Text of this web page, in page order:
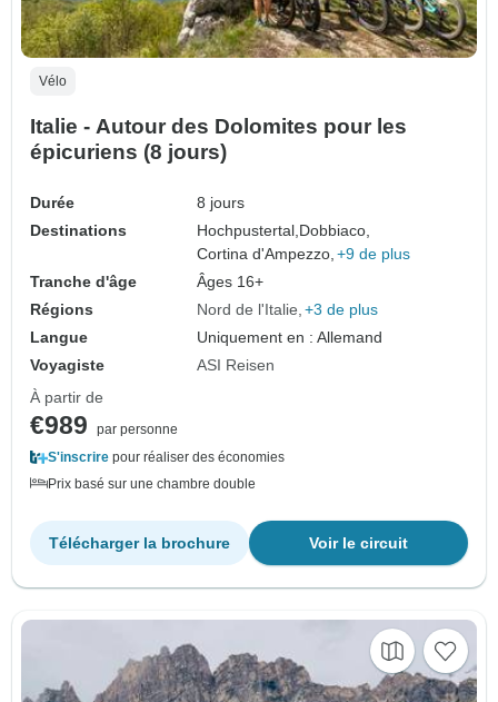
Vélo
Italie - Autour des Dolomites pour les
épicuriens (8 jours)
Durée
8 jours
Destinations
Hochpustertal, Dobbiaco,
Cortina d'Ampezzo, +9 de plus
Tranche d'âge
Âges 16+
Régions
Nord de l'Italie +3 de plus
Langue
Uniquement en : Allemand
Voyagiste
ASI Reisen
À partir de
€989
par personne
S'inscrire pour réaliser des économies
Prix basé sur une chambre double
Voir le circuit
Télécharger la brochure